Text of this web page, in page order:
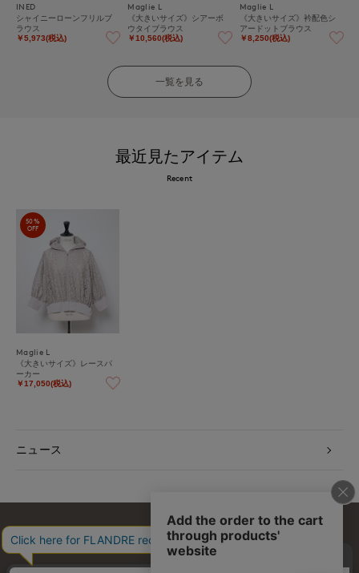
INED
シャイニーローンフリルブ
ラウス
￥5,973(税込)
Maglie L
《大きいサイズ》シアーボ
ウタイブラウス
￥10,560(税込)
Maglie L
《大きいサイズ》衿配色シ
アードットブラウス
￥8,250(税込)
一覧を見る
最近見たアイテム
Recent
50%
OFF
Maglie L
《大きいサイズ》レースパ
ーカー
￥17,050(税込)
ニュース